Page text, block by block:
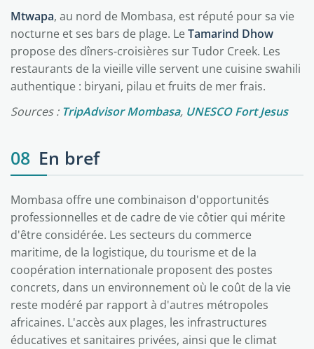
Mtwapa, au nord de Mombasa, est réputé pour sa vie
nocturne et ses bars de plage. LeTamarind Dhow
propose des dîners-croisières sur Tudor Creek. Les
restaurants de la vieille ville servent une cuisine swahili
authentique : biryani, pilau et fruits de mer frais.
Sources : TripAdvisor Mombasa, UNESCO Fort Jesus
08 En bref
Mombasa offre une combinaison d'opportunités
professionnelles et de cadre de vie côtier qui mérite
d'être considérée. Les secteurs du commerce
maritime, de la logistique, du tourisme et de la
coopération internationale proposent des postes
concrets, dans un environnement où le coût de la vie
reste modéré par rapport à d'autres métropoles
africaines. L'accès aux plages, les infrastructures
éducatives et sanitaires privées, ainsi que le climat